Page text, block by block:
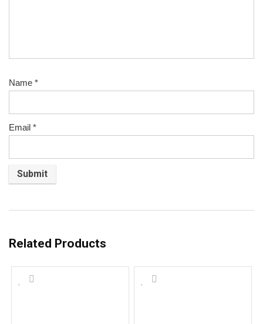
Name *
Email *
Related Products